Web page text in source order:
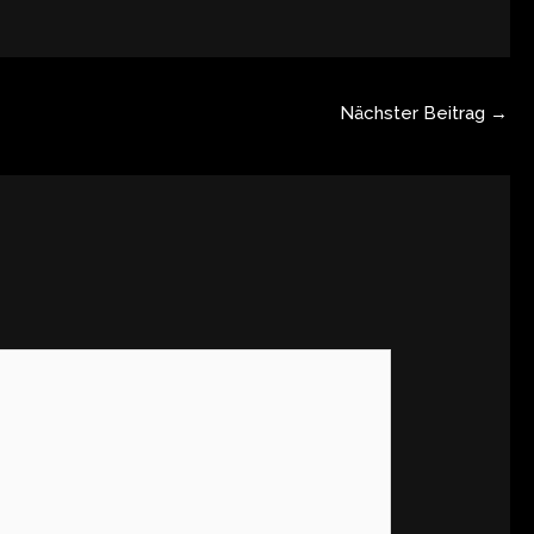
Nächster Beitrag →